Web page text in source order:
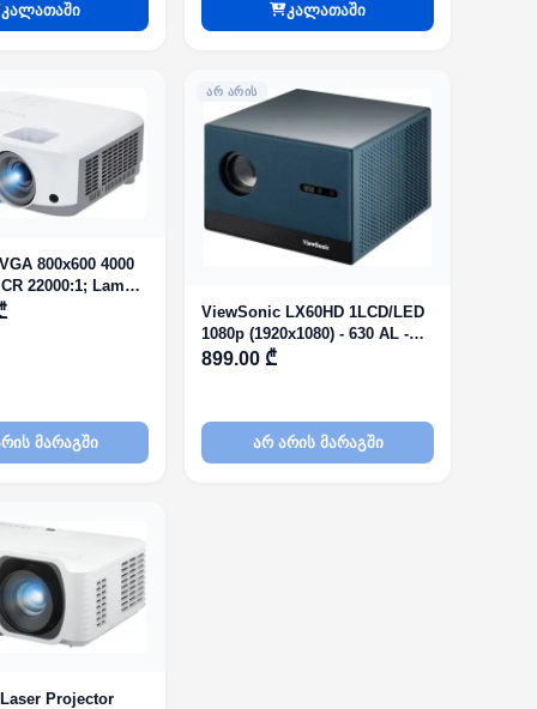
კალათაში კალათაში
800x600 4000
22000:1; Lamp:
20"-300";
მარაგში
ᲐᲠ ᲐᲠᲘᲡ
ViewSonic LX60HD 1LCD/LED
1080p (1920x1080) - 630 AL -
Led light source - TR1.2 - TBC
899.00 ₾
არ არის მარაგში
Projector